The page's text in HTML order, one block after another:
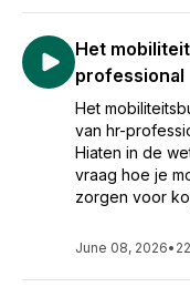
Het
professional
Het
van hr-
Hiaten in de
vraag hoe je
zorgen voor
June 08, 2026•